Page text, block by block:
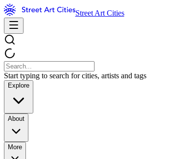
Street Art Cities
Start typing to search for cities, artists and tags
Explore
About
More